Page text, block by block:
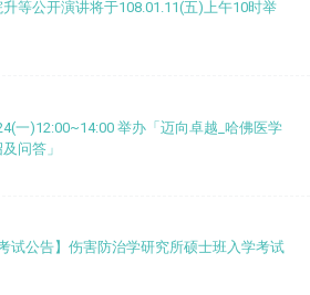
升等公开演讲将于108.01.11(五)上午10时举
一)12:00~14:00 举办「迈向卓越_哈佛医学
问答」
试公告】伤害防治学研究所硕士班入学考试